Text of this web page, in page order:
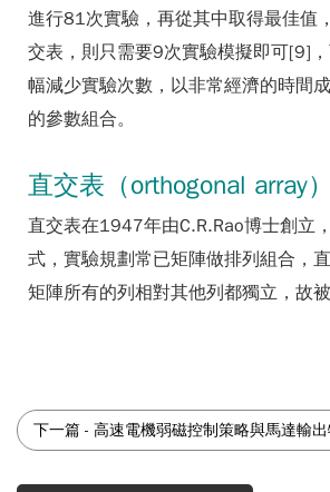
進行81次實驗，再從其中取得最佳值
交表，則只需要9次實驗模擬即可[9]
幅減少實驗次數，以非常經濟的時間
的參數組合。
直交表（orthogonal array
直交表在1947年由C.R.Rao博士創立
式，實驗規劃常已矩陣做排列組合，
矩陣所有的列相對其他列都獨立，故
下一篇 - 高速電機弱磁控制策略與馬達輸